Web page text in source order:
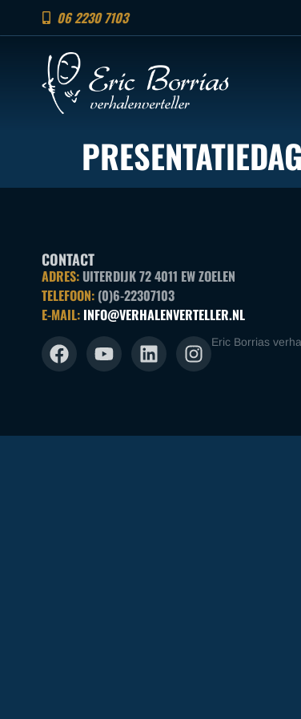
06 2230 7103
CONTACT
ADRES: UITERDIJK 72 4011 EW ZOELEN
TELEFOON: (0)6-22307103
E-MAIL: INFO@VERHALENVERTELLER.NL
Eric Borrias